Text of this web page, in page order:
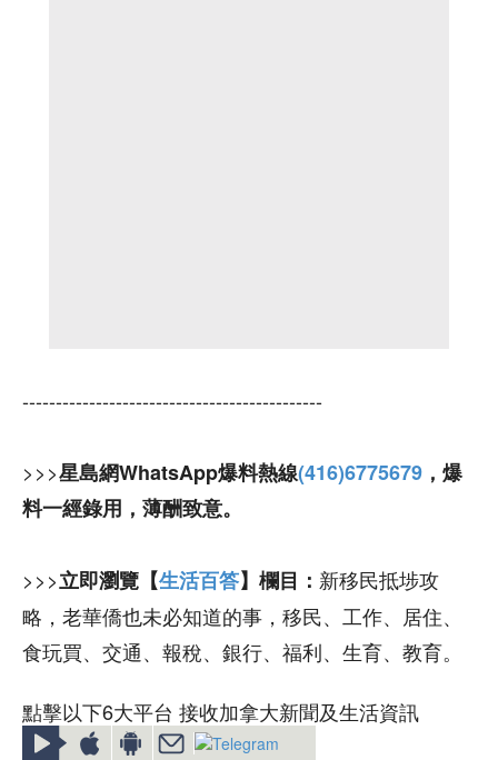
---------------------------------------------
>>>星島網WhatsApp爆料熱線(416)6775679 ，爆
料一經錄用，薄酬致意。
>>>立即瀏覽【生活百答】欄目： 新移民抵埗攻
略，老華僑也未必知道的事，移民、工作、居住、
食玩買、交通、報稅、銀行、福利、生育、教育。
點擊以下6大平台 接收加拿大新聞及生活資訊